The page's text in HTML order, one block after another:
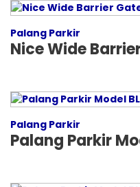
Palang Parkir
Nice Wide
Palang Parkir
Palang Parkir